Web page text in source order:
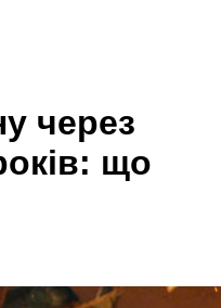
через
що